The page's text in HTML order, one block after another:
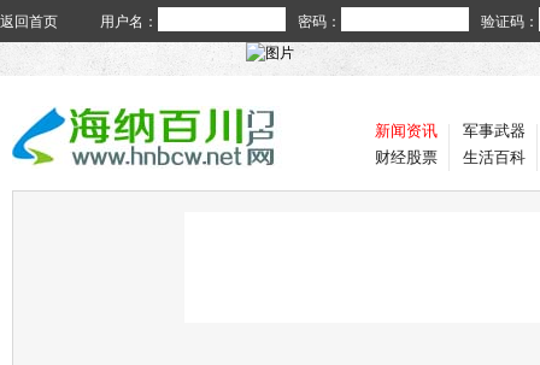
返回首页 用户名： 密码： 验证码：
新闻资讯
财经股票
军事武器
生活百科